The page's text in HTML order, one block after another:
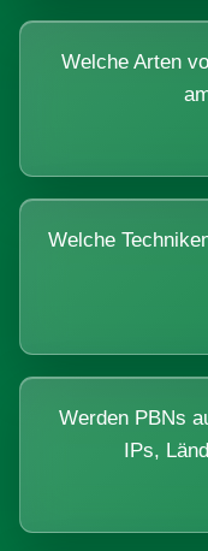
Welche Arten
Welche
Werden PBNs
IPs,